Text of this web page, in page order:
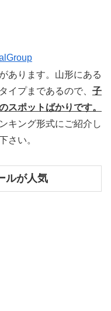
あります。山形にある
イプまであるので、 子
スポットばかりです。
キング形式にご紹介し
さい。
ルが人気